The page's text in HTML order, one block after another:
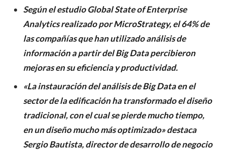
Según el estudio Global State of Enterprise
Analytics realizado por MicroStrategy, el 64% de
las compañías que han utilizado análisis de
información a partir del Big Data percibieron
mejoras en su eficiencia y productividad.
«La instauración del análisis de Big Data en el
sector de la edificación ha transformado el diseño
tradicional, con el cual se pierde mucho tiempo,
en un diseño mucho más optimizado» destaca
Sergio Bautista, director de desarrollo de negocio